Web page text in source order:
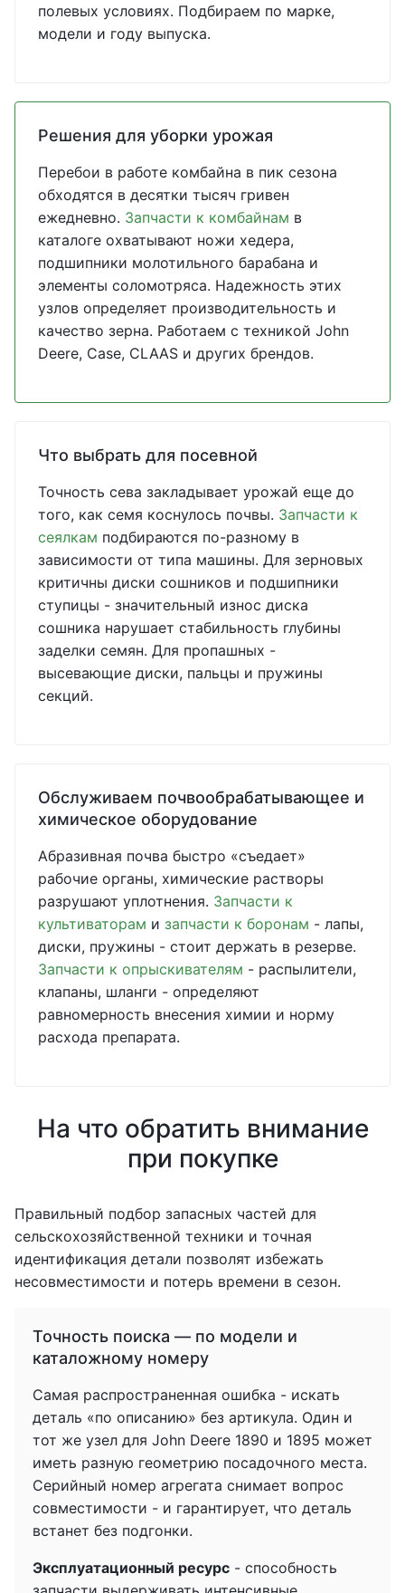
полевых условиях. Подбираем по марке,
модели и году выпуска.
Решения для уборки урожая
Перебои в работе комбайна в пик сезона
обходятся в десятки тысяч гривен
ежедневно. Запчасти к комбайнам в
каталоге охватывают ножи хедера,
подшипники молотильного барабана и
элементы соломотряса. Надежность этих
узлов определяет производительность и
качество зерна. Работаем с техникой John
Deere, Case, CLAAS и других брендов.
Что выбрать для посевной
Точность сева закладывает урожай еще до
того, как семя коснулось почвы. Запчасти к
сеялкам подбираются по-разному в
зависимости от типа машины. Для зерновых
критичны диски сошников и подшипники
ступицы - значительный износ диска
сошника нарушает стабильность глубины
заделки семян. Для пропашных -
высевающие диски, пальцы и пружины
секций.
Обслуживаем почвообрабатывающее и
химическое оборудование
Абразивная почва быстро «съедает»
рабочие органы, химические растворы
разрушают уплотнения. Запчасти к
культиваторам и запчасти к боронам - лапы,
диски, пружины - стоит держать в резерве.
Запчасти к опрыскивателям - распылители,
клапаны, шланги - определяют
равномерность внесения химии и норму
расхода препарата.
На что обратить внимание
при покупке
Правильный подбор запасных частей для
сельскохозяйственной техники и точная
идентификация детали позволят избежать
несовместимости и потерь времени в сезон.
Точность поиска — по модели и
каталожному номеру
Самая распространенная ошибка - искать
деталь «по описанию» без артикула. Один и
тот же узел для John Deere 1890 и 1895 может
иметь разную геометрию посадочного места.
Серийный номер агрегата снимает вопрос
совместимости - и гарантирует, что деталь
встанет без подгонки.
Эксплуатационный ресурс - способность